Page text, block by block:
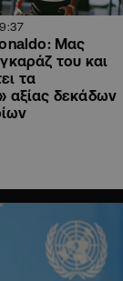
Μας
του και
τα
αξίας δεκάδων